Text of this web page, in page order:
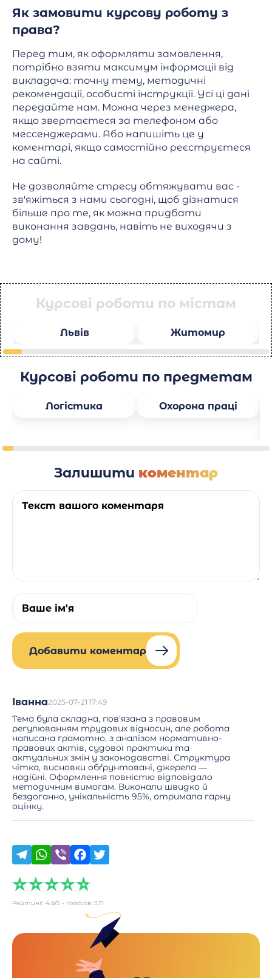
Як замовити курсову роботу з
права?
Перед тим, як оформляти замовлення,
потрібно взяти максимум інформації від
викладача: точну тему, методичні
рекомендації, особисті інструкції. Усі ці дані
передайте нам. Можна через менеджера,
якщо звертаєтеся за телефоном або
мессенджерами. Або напишіть це у
коментарі, якщо самостійно реєструєтеся
на сайті.
Не дозволяйте стресу обтяжувати вас -
зв'яжіться з нами сьогодні, щоб дізнатися
більше про те, як можна придбати
виконання завдань, навіть не виходячи з
дому!
Курсові роботи по містам
Львів Житомир
Курсові роботи по предметам
Логістика Охорона праці
Залишити коментар
Добавити коментар
Іванна2025-07-21 17:49
Тема була складна, пов'язана з правовим
регулюванням трудових відносин, але робота
написана грамотно, з аналізом нормативно-
правових актів, судової практики та
актуальних змін у законодавстві. Структура
чітка, висновки обґрунтовані, джерела —
надійні. Оформлення повністю відповідало
методичним вимогам. Виконали швидко й
бездоганно, унікальність 95%, отримала гарну
оцінку.
Рейтинг: 4.8/5 - голосов: 371